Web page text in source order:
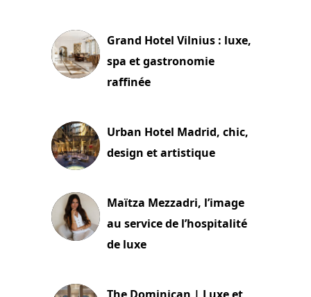
Grand Hotel Vilnius : luxe,
spa et gastronomie
raffinée
Urban Hotel Madrid, chic,
design et artistique
Maïtza Mezzadri, l’image
au service de l’hospitalité
de luxe